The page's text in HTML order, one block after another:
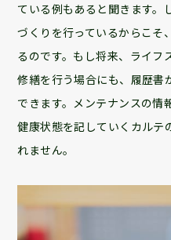
ている例もあると聞きます。
づくりを行っているからこそ
るのです。もし将来、ライフ
修繕を行う場合にも、履歴書
できます。メンテナンスの情
健康状態を記していくカルテ
れません。